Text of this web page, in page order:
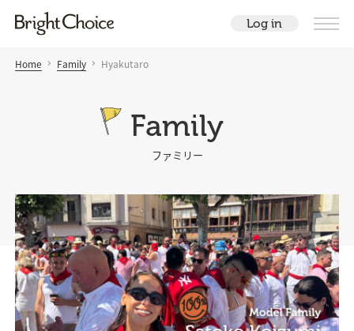
Log in
Home Family Hyakutaro
Family
ファミリー